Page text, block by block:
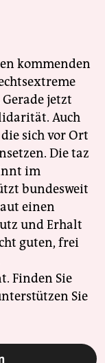
kommenden
jetzt
Auch
sich vor Ort
Die taz
im
bundesweit
einen
und Erhalt
guten, frei
Finden Sie
Sie